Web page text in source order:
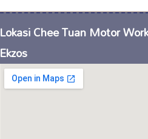
Lokasi Chee Tuan Motor
Ekzos